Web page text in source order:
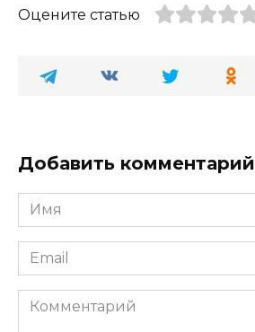
Оцените статью
Добавить комментарий
Имя
*
Email
*
Комментарий